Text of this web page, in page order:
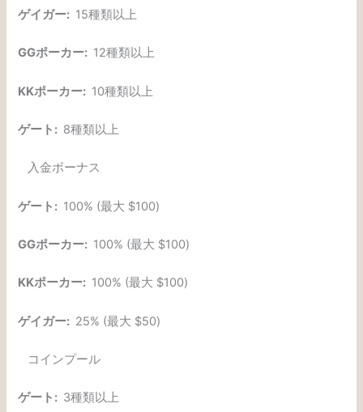
ゲイガー: 15種類以上
GGポーカー: 12種類以上
KKポーカー: 10種類以上
ゲート: 8種類以上
入金ボーナス
ゲート: 100% (最大 $100)
GGポーカー: 100% (最大 $100)
KKポーカー: 100% (最大 $100)
ゲイガー: 25% (最大 $50)
コインプール
ゲート: 3種類以上